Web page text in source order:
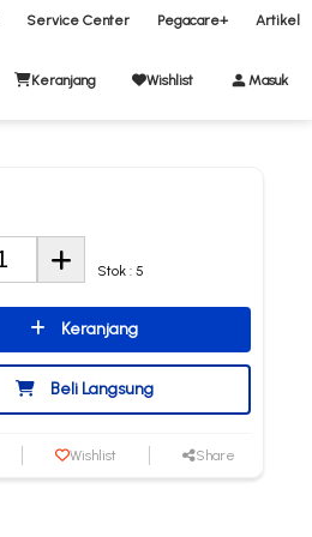
Service Center Pegacare+ Artikel
Keranjang Wishlist Masuk
Stok : 5
Keranjang
Beli Langsung
Wishlist Share